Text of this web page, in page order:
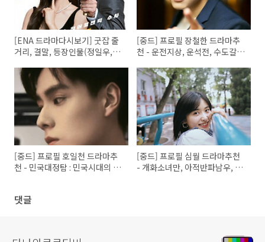
[ENA 드라마다시보기] 굿잡 줄
거리, 결말, 등장인물(정일우,권
실시간, 온어에, 편성표, 재방송
시간
[중드] 프로필 장철한 드라마추
천 - 운전지상, 운석전, 수도갈망
[중드] 프로필 호일천 드라마추
천 - 민국대정탐 : 민국시대의 명
애적), 암련귤생회남
[중드] 프로필 심월 드라마추천
- 개화소녀만, 아적반파남우, 기
댓글